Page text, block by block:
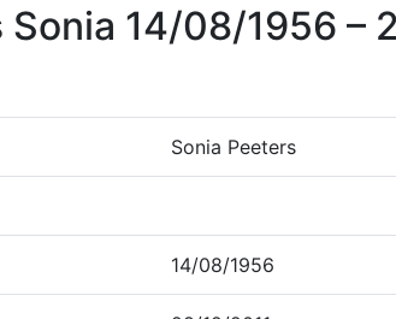
Sonia 14/08/1956 –
Sonia Peeters
14/08/1956